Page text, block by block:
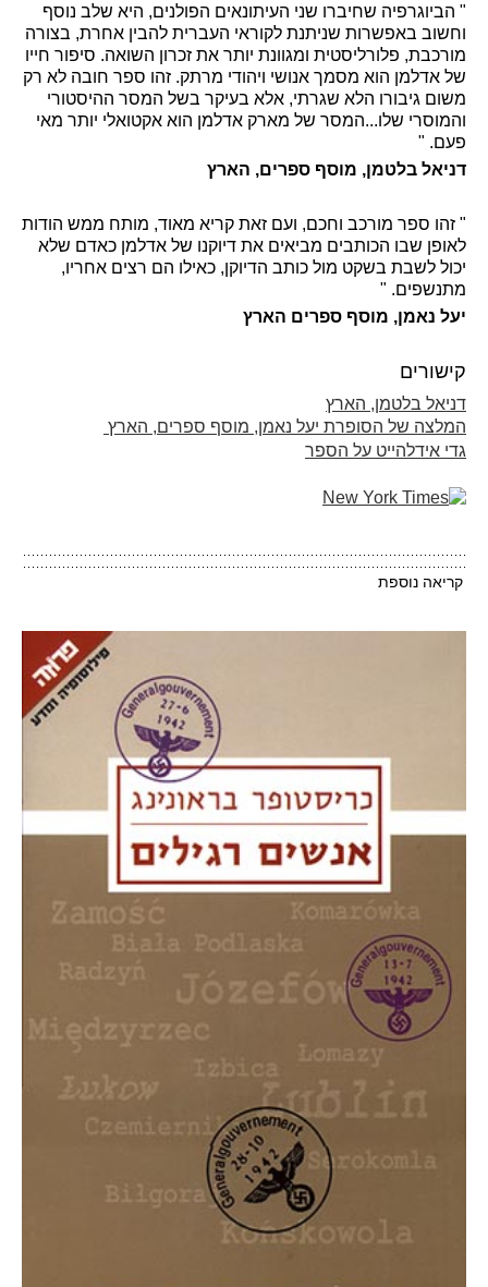
" הביוגרפיה שחיברו שני העיתונאים הפולנים, היא שלב נוסף
וחשוב באפשרות שניתנת לקוראי העברית להבין אחרת, בצורה
מורכבת, פלורליסטית ומגוונת יותר את זכרון השואה. סיפור חייו
של אדלמן הוא מסמך אנושי ויהודי מרתק. זהו ספר חובה לא רק
משום גיבורו הלא שגרתי, אלא בעיקר בשל המסר ההיסטורי
והמוסרי שלו...המסר של מארק אדלמן הוא אקטואלי יותר מאי
פעם. "
דניאל בלטמן, מוסף ספרים, הארץ
" זהו ספר מורכב וחכם, ועם זאת קריא מאוד, מותח ממש הודות
לאופן שבו הכותבים מביאים את דיוקנו של אדלמן כאדם שלא
יכול לשבת בשקט מול כותב הדיוקן, כאילו הם רצים אחריו,
מתנשפים. "
יעל נאמן, מוסף ספרים הארץ
קישורים
דניאל בלטמן, הארץ
המלצה של הסופרת יעל נאמן, מוסף ספרים, הארץ
גדי אידלהייט על הספר
קריאה נוספת